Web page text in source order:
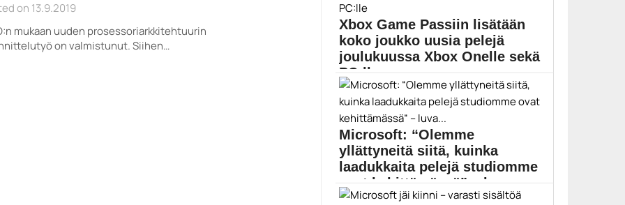
on 13.9.2019
mukaan uuden prosessoriarkkitehtuurin
on valmistunut. Siihen…
Xbox Game Passiin lisätään
koko joukko uusia pelejä
joulukuussa Xbox Onelle sekä
PC:lle
Microsoftin pelipalveluun luvassa paljon uutta
pelattavaa joulukuun aikana,...
Microsoft
Microsoft: “Olemme
yllättyneitä siitä, kuinka
laadukkaita pelejä studiomme
ovat kehittämässä” – luva...